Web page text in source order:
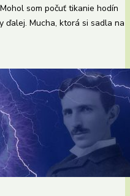
som počuť tikanie hodín
ďalej. Mucha, ktorá si sadla na